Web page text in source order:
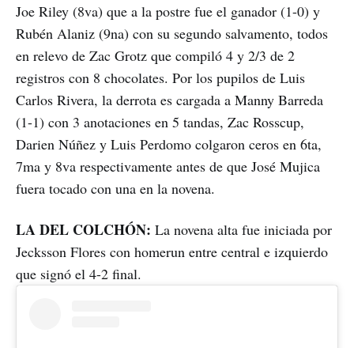
Joe Riley (8va) que a la postre fue el ganador (1-0) y
Rubén Alaniz (9na) con su segundo salvamento, todos
en relevo de Zac Grotz que compiló 4 y 2/3 de 2
registros con 8 chocolates. Por los pupilos de Luis
Carlos Rivera, la derrota es cargada a Manny Barreda
(1-1) con 3 anotaciones en 5 tandas, Zac Rosscup,
Darien Núñez y Luis Perdomo colgaron ceros en 6ta,
7ma y 8va respectivamente antes de que José Mujica
fuera tocado con una en la novena.
LA DEL COLCHÓN: La novena alta fue iniciada por
Jecksson Flores con homerun entre central e izquierdo
que signó el 4-2 final.